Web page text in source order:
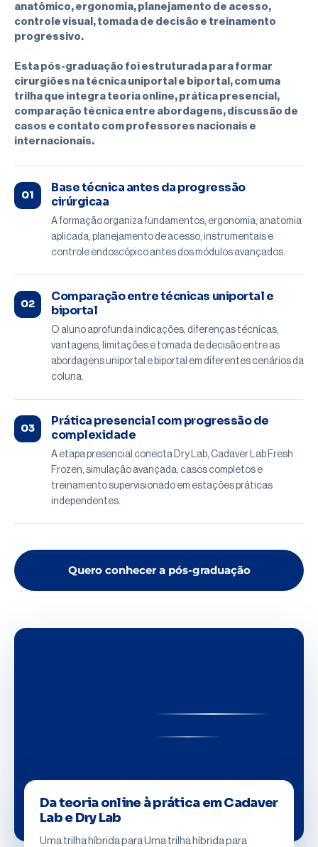
anatômico, ergonomia, planejamento de acesso,
controle visual, tomada de decisão e treinamento
progressivo.
Esta pós-graduação foi estruturada para formar
cirurgiões na técnica uniportal e biportal, com uma
trilha que integra teoria online, prática presencial,
comparação técnica entre abordagens, discussão de
casos e contato com professores nacionais e
internacionais.
01
Base técnica antes da progressão
cirúrgicaa
A formação organiza fundamentos, ergonomia, anatomia
aplicada, planejamento de acesso, instrumentais e
controle endoscópico antes dos módulos avançados.
02
Comparação entre técnicas uniportal e
biportal
O aluno aprofunda indicações, diferenças técnicas,
vantagens, limitações e tomada de decisão entre as
abordagens uniportal e biportal em diferentes cenários da
coluna.
03
Prática presencial com progressão de
complexidade
A etapa presencial conecta Dry Lab, Cadaver Lab Fresh
Frozen, simulação avançada, casos completos e
treinamento supervisionado em estações práticas
independentes.
Quero conhecer a pós-graduação
Da teoria online à prática em Cadaver
Lab e Dry Lab
Uma trilha híbrida para Uma trilha híbrida para